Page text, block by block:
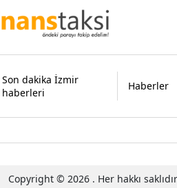
Son dakika İzmir
haberleri
Haberler
Copyright © 2026 . Her hakkı